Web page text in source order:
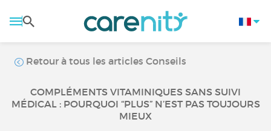
Retour à tous les articles Conseils
COMPLÉMENTS VITAMINIQUES SANS SUIVI
MÉDICAL : POURQUOI “PLUS” N’EST PAS TOUJOURS
MIEUX